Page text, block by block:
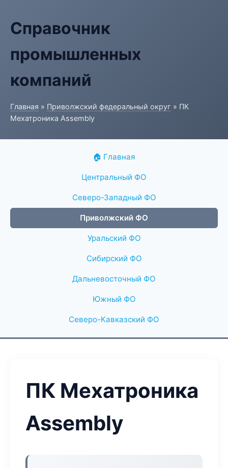
Справочник
промышленных
компаний
Главная » Приволжский федеральный округ » ПК
Мехатроника Assembly
🏠 Главная
Центральный ФО
Северо-Западный ФО
Приволжский ФО
Уральский ФО
Сибирский ФО
Дальневосточный ФО
Южный ФО
Северо-Кавказский ФО
ПК Мехатроника
Assembly